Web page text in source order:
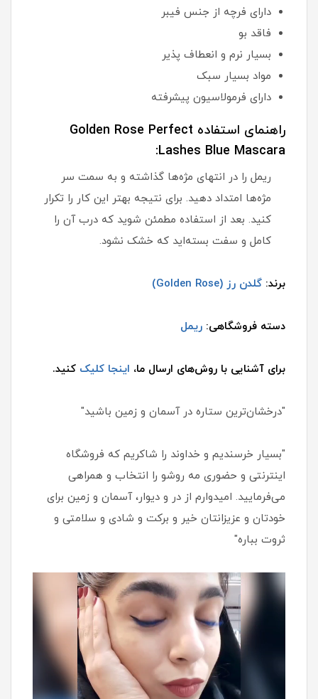
دارای فرچه از جنس فیبر
فاقد بو
بسیار نرم و انعطاف پذیر
مواد بسیار سبک
دارای فرمولاسیون پیشرفته
راهنمای استفاده Golden Rose Perfect
Lashes Blue Mascara:
ریمل را در انتهای مژه‌ها گذاشته و به سمت سر
مژه‌ها امتداد دهید. برای نتیجه بهتر این کار را تکرار
کنید. بعد از استفاده مطمئن شوید که درب آن را
کامل و سفت بسته‌اید که خشک نشود.
برند: گلدن رز (Golden Rose)
دسته فروشگاهی: ریمل
برای آشنایی با روش‌های ارسال ما، اینجا کلیک کنید.
"درخشان‌ترین ستاره در آسمان و زمین باشید"
"بسیار خرسندیم و خداوند را شاکریم که فروشگاه
اینترنتی و حضوری مه روشو را انتخاب و همراهی
می‌فرمایید. امیدوارم از در و دیوار، آسمان و زمین برای
خودتان و عزیزانتان خیر و برکت و شادی و سلامتی و
ثروت بباره"